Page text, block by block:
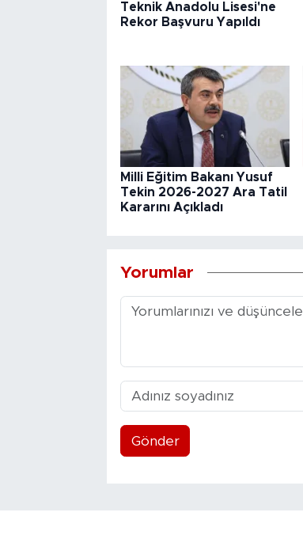
Teknik Anadolu Lisesi'ne
Rekor Başvuru Yapıldı
Milli Eğitim Bakanı Yusuf
Tekin 2026-2027 Ara Tatil
Kararını Açıkladı
Yorumlar
Gönder